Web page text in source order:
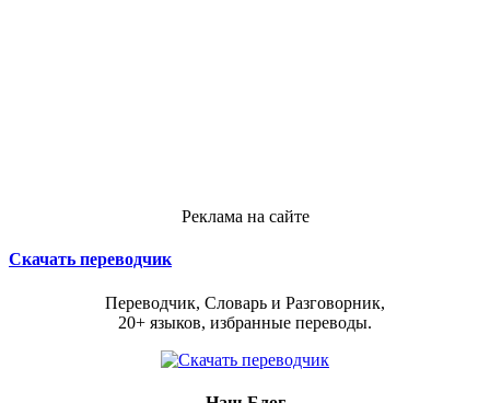
Реклама на сайте
Скачать переводчик
Переводчик, Словарь и Разговорник,
20+ языков, избранные переводы.